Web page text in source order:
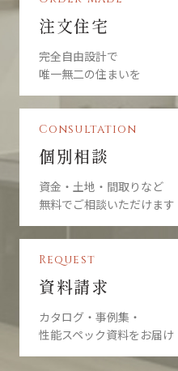
注文住宅
完全自由設計で
唯一無二の住まいを
Consultation
個別相談
資金・土地・間取りなど
無料でご相談いただけます
Request
資料請求
カタログ・事例集・
性能スペック資料をお届け